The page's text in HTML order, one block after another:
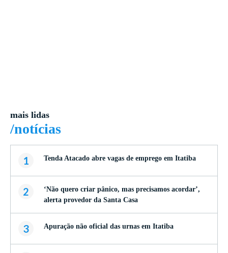
mais lidas
/notícias
1 Tenda Atacado abre vagas de emprego em Itatiba
2
‘Não quero criar pânico, mas precisamos acordar’,
alerta provedor da Santa Casa
3 Apuração não oficial das urnas em Itatiba